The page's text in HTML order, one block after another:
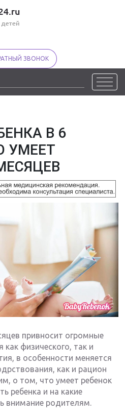
ЗВОНОК
В 6
УМЕЕТ
привносит огромные
как физического, так и
в особенности меняется
как и рацион
о том, что умеет ребенок
ребенка и на какие
внимание родителям.